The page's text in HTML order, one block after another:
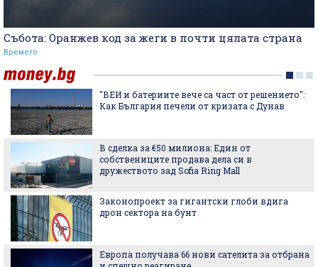
Събота: Оранжев код за жеги в почти цялата страна
Времето
Лятната аптечка: какво задължително да
носим със себе си в планината
Легендарен бар, легендарен коктейл: The
Matador е само част от наследството на Café
Royal
Най-очакваните кинопремиери за август
Ели Голдинг с вокалите на Янка Рупкина и